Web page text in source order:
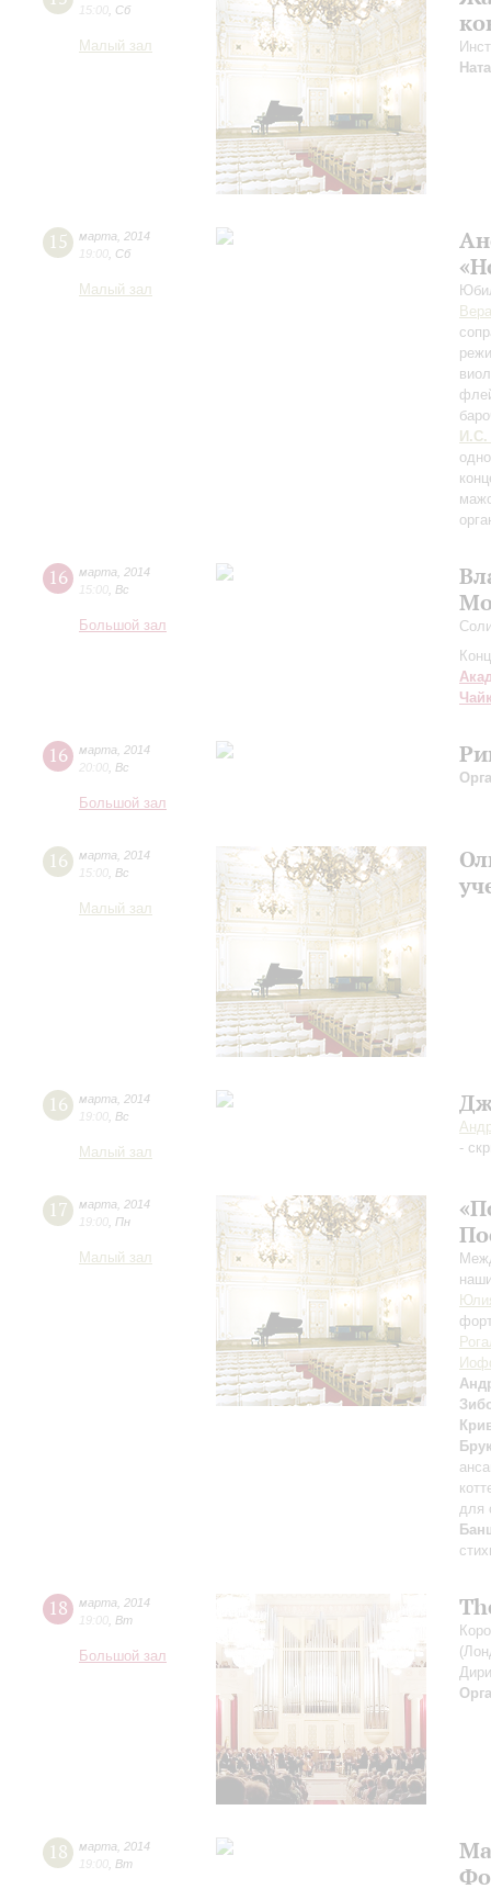
15:00 Сб
Малый зал
15 марта
2014
19:00 Сб
Малый зал
И.С.
16 марта
2014
15:00 Вс
Большой зал
16 марта
2014
20:00 Вс
Большой зал
16 марта
2014
15:00 Вс
Малый зал
16 марта
2014
19:00 Вс
Малый зал
-
17 марта
2014
19:00 Пн
Малый зал
для
18 марта
2014
19:00 Вт
Большой зал
18 марта
2014
19:00 Вт